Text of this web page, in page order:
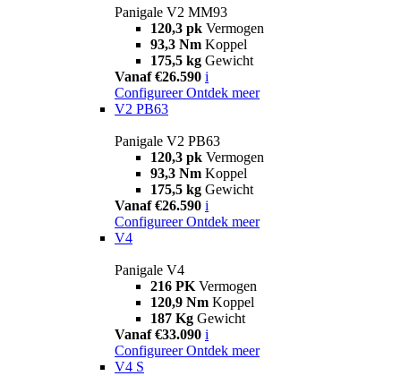
Panigale V2 MM93
120,3 pk Vermogen
93,3 Nm Koppel
175,5 kg Gewicht
Vanaf €26.590 i
Configureer Ontdek meer
V2 PB63
Panigale V2 PB63
120,3 pk Vermogen
93,3 Nm Koppel
175,5 kg Gewicht
Vanaf €26.590 i
Configureer Ontdek meer
V4
Panigale V4
216 PK Vermogen
120,9 Nm Koppel
187 Kg Gewicht
Vanaf €33.090 i
Configureer Ontdek meer
V4 S